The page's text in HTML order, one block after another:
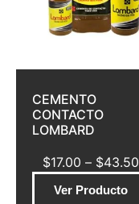
CEMENTO
CONTACTO
LOMBARD
$17.00 – $43.50
Ver Producto